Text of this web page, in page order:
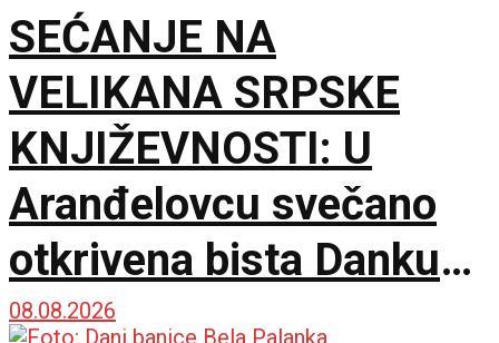
SEĆANJE NA
VELIKANA SRPSKE
KNJIŽEVNOSTI: U
Aranđelovcu svečano
otkrivena bista Danku
Popoviću
08.08.2026